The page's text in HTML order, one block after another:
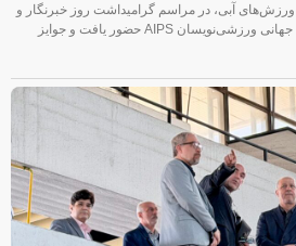
آبی، در مراسم گرامیداشت روز خبرنگار و
تقدیر از برگزیدگان هشتمین جایزه جهانی ورزشی‌نویسان AIPS حضور یافت و جوایز